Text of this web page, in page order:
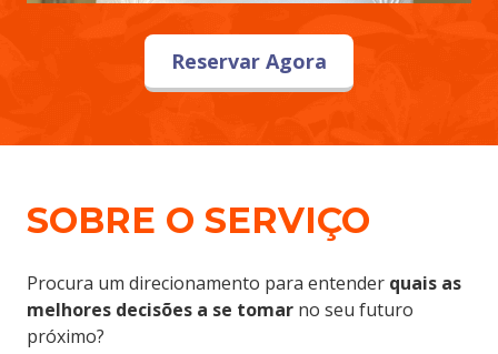
Reservar Agora
SOBRE O SERVIÇO
Procura um direcionamento para entender quais as
melhores decisões a se tomar no seu futuro
próximo?